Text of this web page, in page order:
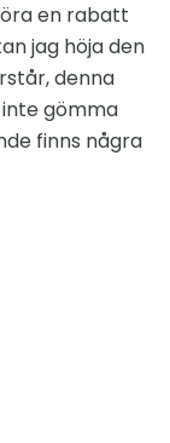
en rabatt
jag höja den
denna
gömma
finns några